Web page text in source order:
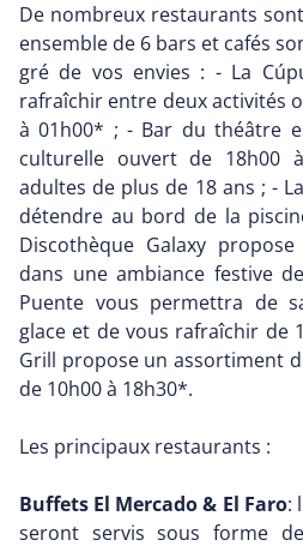
De nombreux restaurants
ensemble de 6 bars et cafés
gré de vos envies : - La
rafraîchir entre deux activités
à 01h00* ; - Bar du théâtre
culturelle ouvert de 18h00
adultes de plus de 18 ans ; -
détendre au bord de la
Discothèque Galaxy
dans une ambiance festive
Puente vous permettra de
glace et de vous rafraîchir de
Grill propose un assortiment
de 10h00 à 18h30*.
Les principaux restaurants :
Buffets El Mercado & El Faro:
seront servis sous forme